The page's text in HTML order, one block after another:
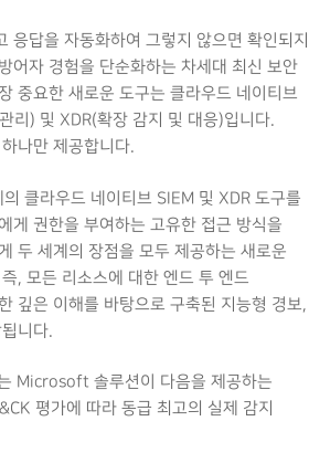
응답을 자동화하여 그렇지 않으면 확인되지
어자 경험을 단순화하는 차세대 최신 보안
중요한 새로운 도구는 클라우드 네이티브
리) 및 XDR(확장 감지 및 대응)입니다.
나만 제공합니다.
클라우드 네이티브 SIEM 및 XDR 도구를
게 권한을 부여하는 고유한 접근 방식을
두 세계의 장점을 모두 제공하는 새로운
, 모든 리소스에 대한 엔드 투 엔드
깊은 이해를 바탕으로 구축된 지능형 경보,
니다.
Microsoft 솔루션이 다음을 제공하는
평가에 따라 동급 최고의 실제 감지